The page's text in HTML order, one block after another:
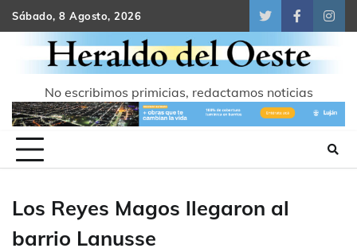
Skip
to
content
Sábado, 8 Agosto, 2026
TwitterFacebook
No escribimos primicias, redactamos noticias
Los Reyes Magos llegaron al
barrio Lanusse